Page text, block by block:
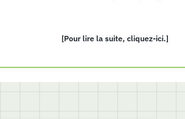
[Pour lire la suite, cliquez-ici.]